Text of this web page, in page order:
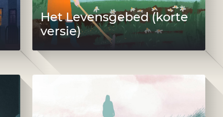
Het Levensgebed (korte
versie)